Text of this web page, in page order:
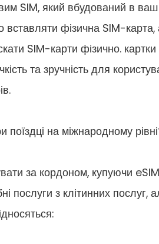
SIM, який вбудований в
вставляти фізична SIM-
SIM-карти фізично.
та зручність для
поїздці на міжнародному
за кордоном, купуючи
послуги з клітинних послуг,